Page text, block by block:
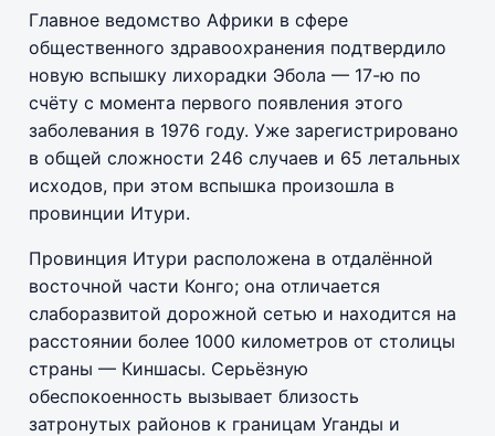
Главное ведомство Африки в сфере
общественного здравоохранения подтвердило
новую вспышку лихорадки Эбола — 17-ю по
счёту с момента первого появления этого
заболевания в 1976 году. Уже зарегистрировано
в общей сложности 246 случаев и 65 летальных
исходов, при этом вспышка произошла в
провинции Итури.
Провинция Итури расположена в отдалённой
восточной части Конго; она отличается
слаборазвитой дорожной сетью и находится на
расстоянии более 1000 километров от столицы
страны — Киншасы. Серьёзную
обеспокоенность вызывает близость
затронутых районов к границам Уганды и